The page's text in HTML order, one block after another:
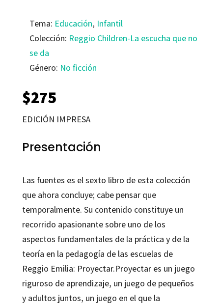
Tema: Educación, Infantil
Colección: Reggio Children-La escucha que no
se da
Género: No ficción
$275
EDICIÓN IMPRESA
Presentación
Las fuentes es el sexto libro de esta colección
que ahora concluye; cabe pensar que
temporalmente. Su contenido constituye un
recorrido apasionante sobre uno de los
aspectos fundamentales de la práctica y de la
teoría en la pedagogía de las escuelas de
Reggio Emilia: Proyectar.Proyectar es un juego
riguroso de aprendizaje, un juego de pequeños
y adultos juntos, un juego en el que la